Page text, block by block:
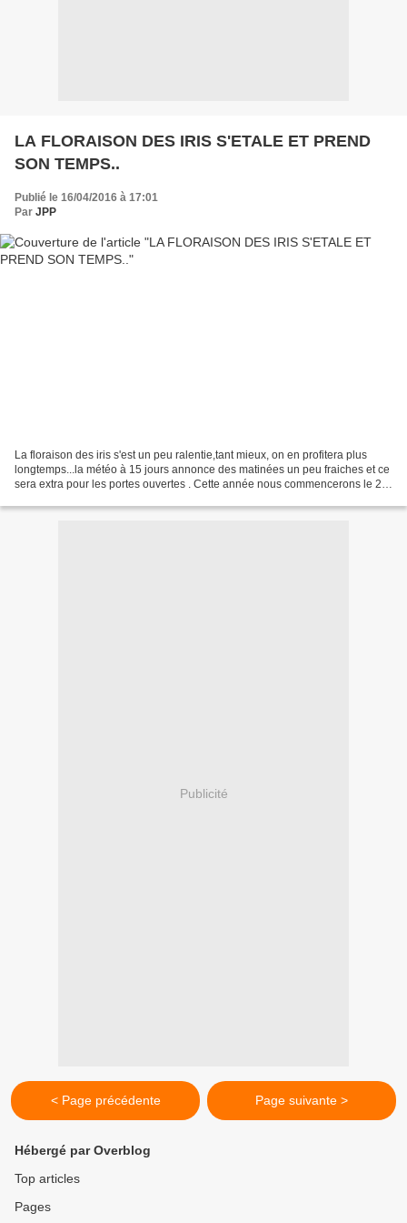
LA FLORAISON DES IRIS S'ETALE ET PREND
SON TEMPS..
Publié le 16/04/2016 à 17:01
Par JPP
La floraison des iris s'est un peu ralentie,tant mieux, on en profitera plus
longtemps...la météo à 15 jours annonce des matinées un peu fraiches et ce
sera extra pour les portes ouvertes . Cette année nous commencerons le 20
Publicité
< Page précédente Page suivante >
Hébergé par Overblog
Top articles
Pages